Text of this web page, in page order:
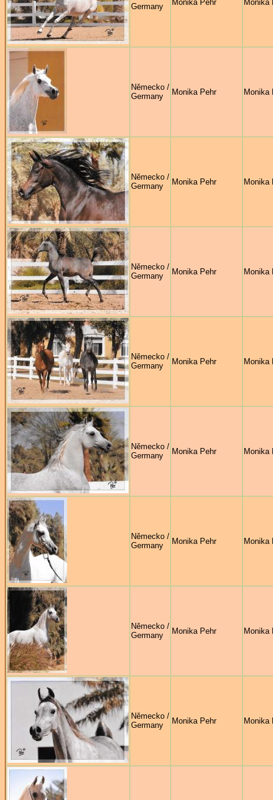
Germany
Monika Pehr Monika
Německo /
Germany
Monika Pehr Monika
Německo /
Germany
Monika Pehr Monika
Německo /
Germany
Monika Pehr Monika
Německo /
Germany
Monika Pehr Monika
Německo /
Germany
Monika Pehr Monika
Německo /
Germany
Monika Pehr Monika
Německo /
Germany
Monika Pehr Monika
Německo /
Germany
Monika Pehr Monika